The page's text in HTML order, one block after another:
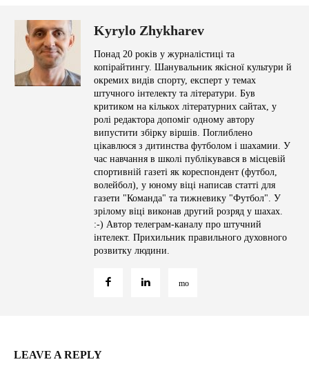
Kyrylo Zhykharev
Понад 20 років у журналістиці та
копірайтингу. Шанувальник якісної культури й
окремих видів спорту, експерт у темах
штучного інтелекту та літератури. Був
критиком на кількох літературних сайтах, у
ролі редактора допоміг одному автору
випустити збірку віршів. Поглиблено
цікавлюся з дитинства футболом і шахамии. У
час навчання в школі публікувався в місцевій
спортивній газеті як кореспондент (футбол,
волейбол), у юному віці написав статті для
газети "Команда" та тижневику "Футбол". У
зрілому віці виконав другий розряд у шахах.
:-) Автор телеграм-каналу про штучний
інтелект. Прихильник правильного духовного
розвитку людини.
LEAVE A REPLY